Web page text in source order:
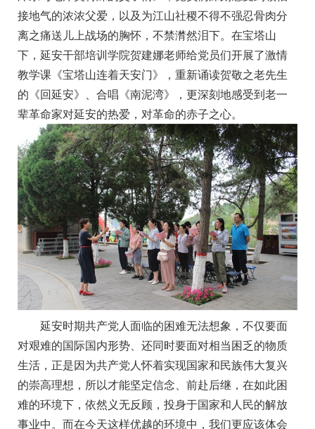
接地气的浓浓父爱，以及为江山社稷不得不强忍骨肉分
离之痛送儿上战场的胸怀，不禁潸然泪下。在宝塔山
下，延安干部培训学院贺建娜老师给党员们开展了激情
教学课《宝塔山连着天安门》，重新诵读贺敬之老先生
的《回延安》、合唱《南泥湾》，更深刻地感受到老一
辈革命家对延安的热爱，对革命的赤子之心。
延安时期共产党人面临的困难无法想象，不仅要面
对艰难的国际国内形势、还同时要面对相当困乏的物质
生活，正是因为共产党人怀着实现国家和民族伟大复兴
的崇高理想，所以才能坚定信念、前赴后继，在如此困
难的环境下，依然义无反顾，投身于国家和人民的解放
事业中。而在今天这样优越的环境中，我们更应该体会